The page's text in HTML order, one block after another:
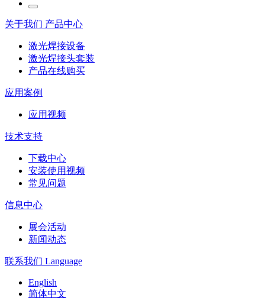
关于我们 产品中心
激光焊接设备
激光焊接头套装
产品在线购买
应用案例
应用视频
技术支持
下载中心
安装使用视频
常见问题
信息中心
展会活动
新闻动态
联系我们 Language
English
简体中文